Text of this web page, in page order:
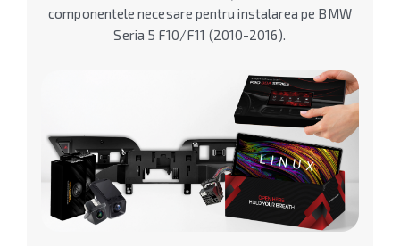
componentele necesare pentru instalarea pe BMW
Seria 5 F10/F11 (2010-2016).